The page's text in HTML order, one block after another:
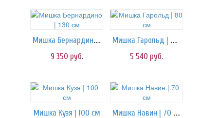
Мишка Бернардино | 130 см
9 350 руб.
Мишка Гарольд | 80 см
5 540 руб.
Мишка Кузя | 100 см
Мишка Навин | 70 см